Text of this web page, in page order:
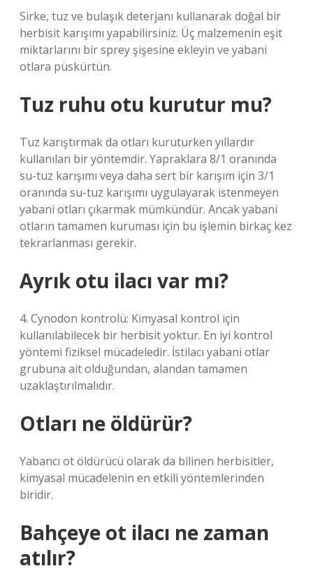
Sirke, tuz ve bulaşık deterjanı kullanarak doğal bir
herbisit karışımı yapabilirsiniz. Üç malzemenin eşit
miktarlarını bir sprey şişesine ekleyin ve yabani
otlara püskürtün.
Tuz ruhu otu kurutur mu?
Tuz karıştırmak da otları kuruturken yıllardır
kullanılan bir yöntemdir. Yapraklara 8/1 oranında
su-tuz karışımı veya daha sert bir karışım için 3/1
oranında su-tuz karışımı uygulayarak istenmeyen
yabani otları çıkarmak mümkündür. Ancak yabani
otların tamamen kuruması için bu işlemin birkaç kez
tekrarlanması gerekir.
Ayrık otu ilacı var mı?
4. Cynodon kontrolü: Kimyasal kontrol için
kullanılabilecek bir herbisit yoktur. En iyi kontrol
yöntemi fiziksel mücadeledir. İstilacı yabani otlar
grubuna ait olduğundan, alandan tamamen
uzaklaştırılmalıdır.
Otları ne öldürür?
Yabancı ot öldürücü olarak da bilinen herbisitler,
kimyasal mücadelenin en etkili yöntemlerinden
biridir.
Bahçeye ot ilacı ne zaman
atılır?